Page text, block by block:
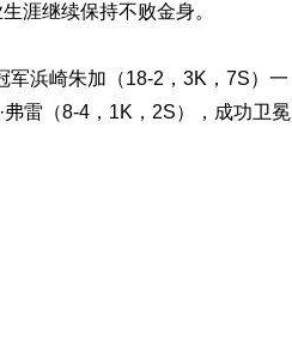
涯继续保持不败金身。
浜崎朱加（18-2，3K，7S）一
雷（8-4，1K，2S），成功卫冕